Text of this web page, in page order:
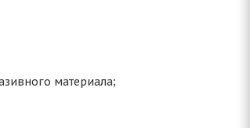
материала;